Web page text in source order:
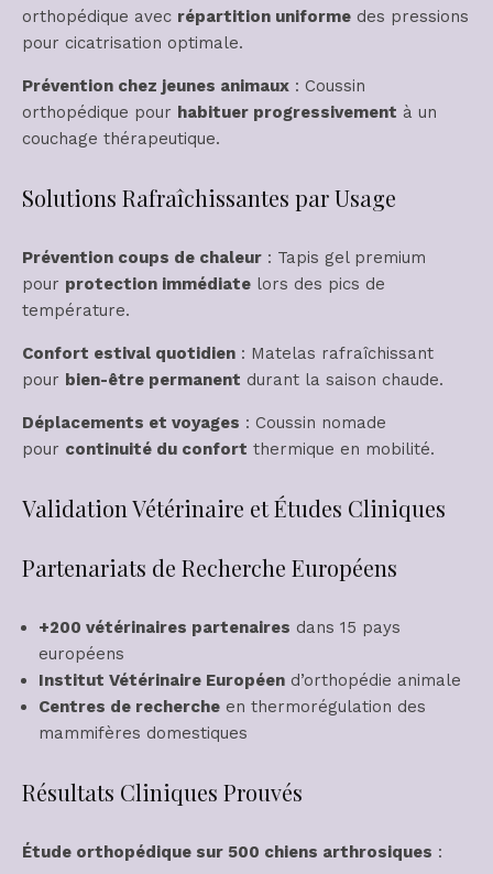
orthopédique avec répartition uniforme des pressions
pour cicatrisation optimale.
Prévention chez jeunes animaux : Coussin
orthopédique pour habituer progressivement à un
couchage thérapeutique.
Solutions Rafraîchissantes par Usage
Prévention coups de chaleur : Tapis gel premium
pour protection immédiate lors des pics de
température.
Confort estival quotidien : Matelas rafraîchissant
pour bien-être permanent durant la saison chaude.
Déplacements et voyages : Coussin nomade
pour continuité du confort thermique en mobilité.
Validation Vétérinaire et Études Cliniques
Partenariats de Recherche Européens
+200 vétérinaires partenaires dans 15 pays
européens
Institut Vétérinaire Européen d’orthopédie animale
Centres de recherche en thermorégulation des
mammifères domestiques
Résultats Cliniques Prouvés
Étude orthopédique sur 500 chiens arthrosiques :